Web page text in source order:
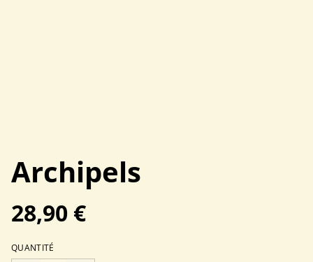
Archipels
28,90 €
QUANTITÉ